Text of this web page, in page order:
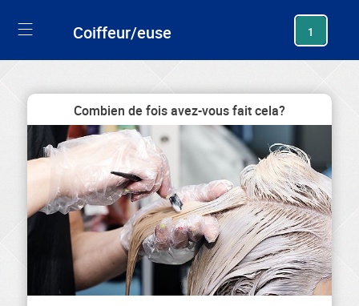
Coiffeur/euse 1
Combien de fois avez-vous fait cela?